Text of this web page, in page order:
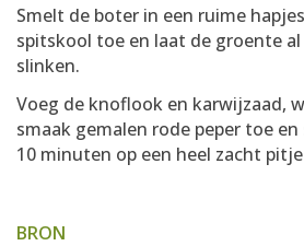
Smelt de boter in een ruime
spitskool toe en laat de groente
slinken.
Voeg de knoflook en karwijzaad,
smaak gemalen rode peper toe
10 minuten op een heel zacht
BRON